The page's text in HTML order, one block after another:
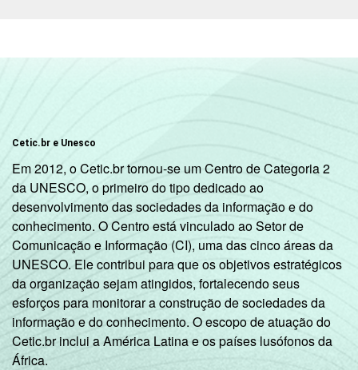
Cetic.br e Unesco
Em 2012, o Cetic.br tornou-se um Centro de Categoria 2
da UNESCO, o primeiro do tipo dedicado ao
desenvolvimento das sociedades da informação e do
conhecimento. O Centro está vinculado ao Setor de
Comunicação e Informação (CI), uma das cinco áreas da
UNESCO. Ele contribui para que os objetivos estratégicos
da organização sejam atingidos, fortalecendo seus
esforços para monitorar a construção de sociedades da
informação e do conhecimento. O escopo de atuação do
Cetic.br inclui a América Latina e os países lusófonos da
África.